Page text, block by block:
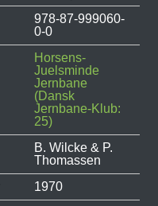
978-87-999060-
0-0
Horsens-
Juelsminde
Jernbane
(Dansk
Jernbane-Klub:
25)
B. Wilcke & P.
Thomassen
1970